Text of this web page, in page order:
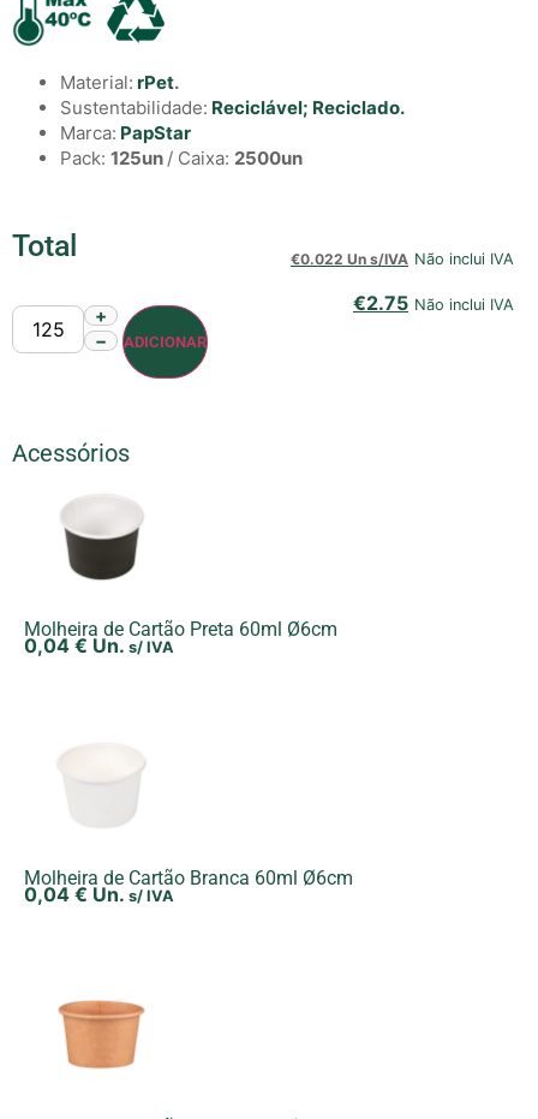
Material: rPet.
Sustentabilidade: Reciclável; Reciclado.
Marca: PapStar
Pack: 125un / Caixa: 2500un
Total €0.022 Un s/IVA Não inclui IVA
€2.75 Não inclui IVA
+
−
ADICIONAR
Acessórios
Molheira de Cartão Preta 60ml Ø6cm
0,04 € Un. s/ IVA
Molheira de Cartão Branca 60ml Ø6cm
0,04 € Un. s/ IVA